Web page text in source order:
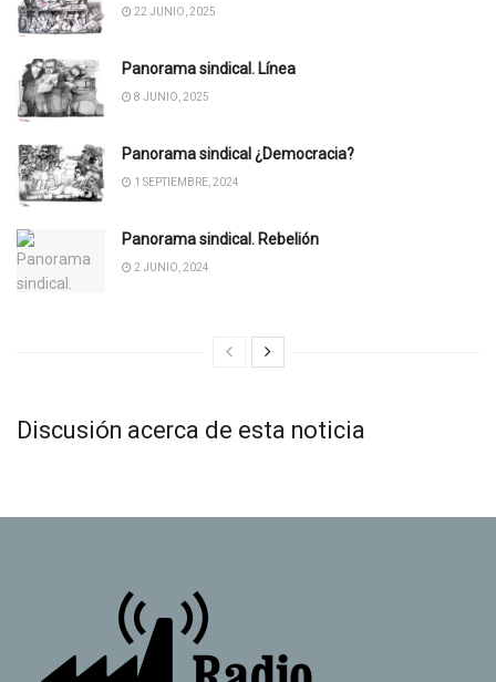
22 JUNIO, 2025
Panorama sindical. Línea
8 JUNIO, 2025
Panorama sindical ¿Democracia?
1 SEPTIEMBRE, 2024
Panorama sindical. Rebelión
2 JUNIO, 2024
Discusión acerca de esta noticia